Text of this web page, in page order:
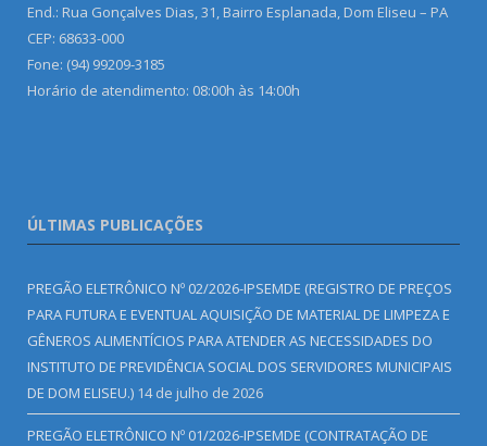
End.: Rua Gonçalves Dias, 31, Bairro Esplanada, Dom Eliseu – PA
CEP: 68633-000
Fone: (94) 99209-3185
Horário de atendimento: 08:00h às 14:00h
ÚLTIMAS PUBLICAÇÕES
PREGÃO ELETRÔNICO Nº 02/2026-IPSEMDE (REGISTRO DE PREÇOS
PARA FUTURA E EVENTUAL AQUISIÇÃO DE MATERIAL DE LIMPEZA E
GÊNEROS ALIMENTÍCIOS PARA ATENDER AS NECESSIDADES DO
INSTITUTO DE PREVIDÊNCIA SOCIAL DOS SERVIDORES MUNICIPAIS
DE DOM ELISEU.) 14 de julho de 2026
PREGÃO ELETRÔNICO Nº 01/2026-IPSEMDE (CONTRATAÇÃO DE